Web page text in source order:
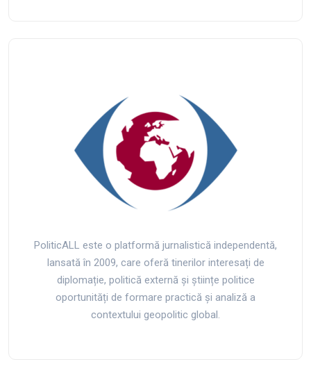
PoliticALL este o platformă jurnalistică independentă,
lansată în 2009, care oferă tinerilor interesați de
diplomație, politică externă și științe politice
oportunități de formare practică și analiză a
contextului geopolitic global.